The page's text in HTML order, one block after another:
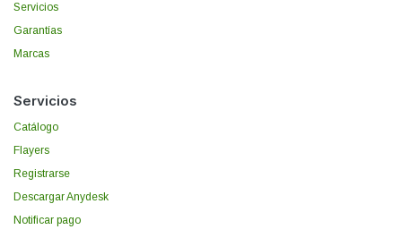
Servicios
Garantías
Marcas
Servicios
Catálogo
Flayers
Registrarse
Descargar Anydesk
Notificar pago